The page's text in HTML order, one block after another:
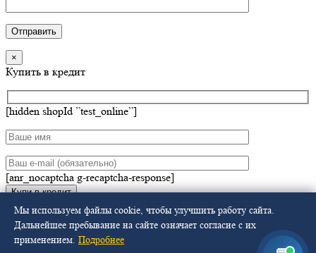
×
Купить в кредит
[hidden shopId ”test_online”]
[anr_nocaptcha g-recaptcha-response]
Мы используем файлы cookie, чтобы улучшить работу сайта.
Дальнейшее пребывание на сайте означает согласие с их
применением. Подробнее